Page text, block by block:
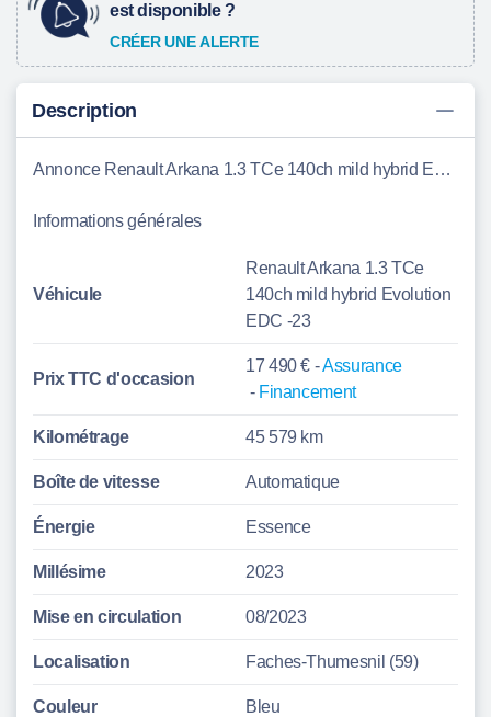
est disponible ?
CRÉER UNE ALERTE
Description
Annonce Renault Arkana 1.3 TCe 140ch mild hybrid Evolution EDC -23 Faches-Thumesnil
Informations générales
Véhicule
Renault Arkana 1.3 TCe
140ch mild hybrid Evolution
EDC -23
Prix TTC d'occasion
17 490 € -Assurance
- Financement
Kilométrage 45 579 km
Boîte de vitesse Automatique
Énergie Essence
Millésime 2023
Mise en circulation 08/2023
Localisation Faches-Thumesnil (59)
Couleur Bleu